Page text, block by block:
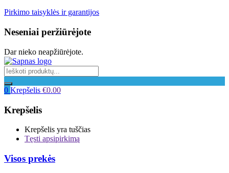
Pirkimo taisyklės ir garantijos
Neseniai peržiūrėjote
Dar nieko neapžiūrėjote.
0 Krepšelis €0.00
Krepšelis
Krepšelis yra tuščias
Tęsti apsipirkimą
Visos prekės